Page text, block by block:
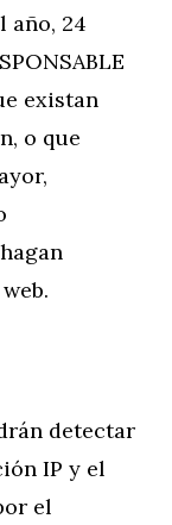
año, 24
existan
o que
detectar
IP y el
el